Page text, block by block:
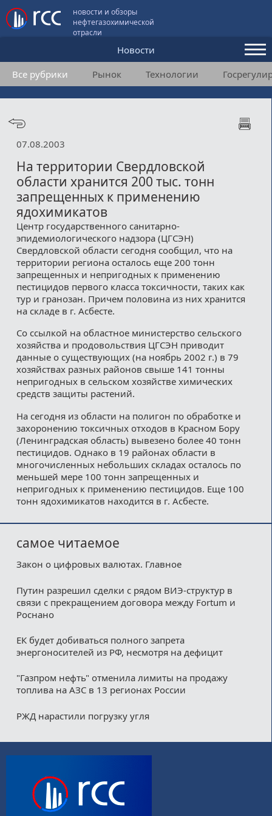
новости и обзоры
нефтегазохимической
отрасли
Новости
Аналитика и мнения
Конференции
Пользовательское соглашение
Медиакит
Контакты
Все рубрики Рынок Технологии
07.08.2003
На территории Свердловской
области хранится 200 тыс. тонн
запрещенных к применению
ядохимикатов
Центр государственного санитарно-
эпидемиологического надзора (ЦГСЭН)
Свердловской области сегодня сообщил, что на
территории региона осталось еще 200 тонн
запрещенных и непригодных к применению
пестицидов первого класса токсичности, таких как
тур и гранозан. Причем половина из них хранится
на складе в г. Асбесте.
Со ссылкой на областное министерство сельского
хозяйства и продовольствия ЦГСЭН приводит
данные о существующих (на ноябрь 2002 г.) в 79
хозяйствах разных районов свыше 141 тонны
непригодных в сельском хозяйстве химических
средств защиты растений.
На сегодня из области на полигон по обработке и
захоронению токсичных отходов в Красном Бору
(Ленинградская область) вывезено более 40 тонн
пестицидов. Однако в 19 районах области в
многочисленных небольших складах осталось по
меньшей мере 100 тонн запрещенных и
непригодных к применению пестицидов. Еще 100
тонн ядохимикатов находится в г. Асбесте.
самое читаемое
Закон о цифровых валютах. Главное
Путин разрешил сделки с рядом ВИЭ-структур в
связи с прекращением договора между Fortum и
Роснано
ЕК будет добиваться полного запрета
энергоносителей из РФ, несмотря на дефицит
"Газпром нефть" отменила лимиты на продажу
топлива на АЗС в 13 регионах России
РЖД нарастили погрузку угля